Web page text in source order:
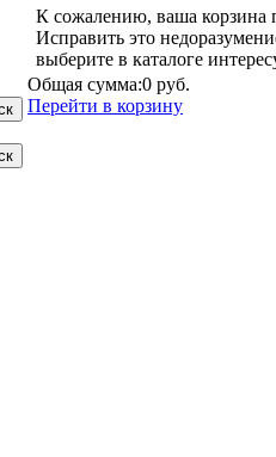
К сожалению, ваша корзина
Исправить это
выберите в каталоге
Общая сумма:0 руб.
Перейти в корзину